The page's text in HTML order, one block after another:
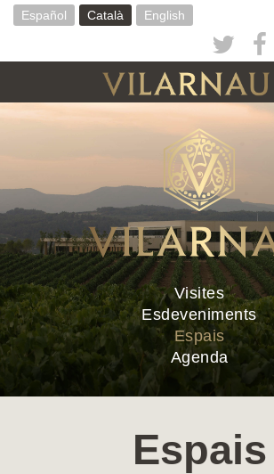
VésEspañol Català English
Visites
Esdeveniments
Espais
Agenda
Espais